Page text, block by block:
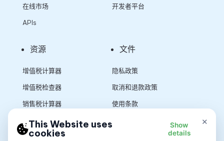
在线市场
APIs
开发者平台
资源
增值税计算器
增值税检查器
销售税计算器
文件
隐私政策
取消和退款政策
使用条款
×
This Website uses
cookies
Show
details